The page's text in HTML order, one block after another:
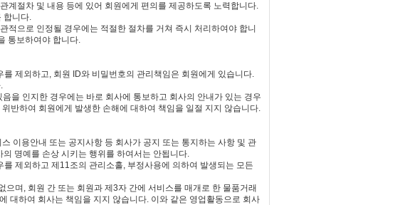
계절차 및 내용 등에 있어 회원에게 편의를 제공하도록 노력합니다.
합니다.
으로 인정될 경우에는 적절한 절차를 거쳐 즉시 처리하여야 합니
통보하여야 합니다.
제외하고, 회원 ID와 비밀번호의 관리책임은 회원에게 있습니다.
을 인지한 경우에는 바로 회사에 통보하고 회사의 안내가 있는 경우
반하여 회원에게 발생한 손해에 대하여 책임을 일절 지지 않습니다.
이용안내 또는 공지사항 등 회사가 공지 또는 통지하는 사항 및 관
명예를 손상 시키는 행위를 하여서는 안됩니다.
제외하고 제11조의 관리소홀, 부정사용에 의하여 발생되는 모든
며, 회원 간 또는 회원과 제3자 간에 서비스를 매개로 한 물품거래
대하여 회사는 책임을 지지 않습니다. 이와 같은 영업활동으로 회사